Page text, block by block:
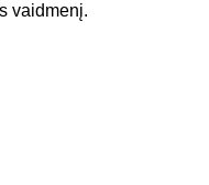
vaidmenį.